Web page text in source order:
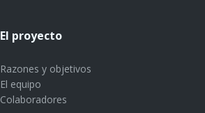
El proyecto
Razones y objetivos
El equipo
Colaboradores